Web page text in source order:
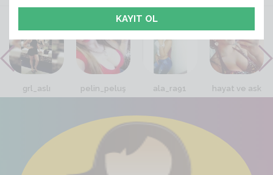
VİTRİN
grl_aslı pelin_peluş ala_ra91 hayat ve ask